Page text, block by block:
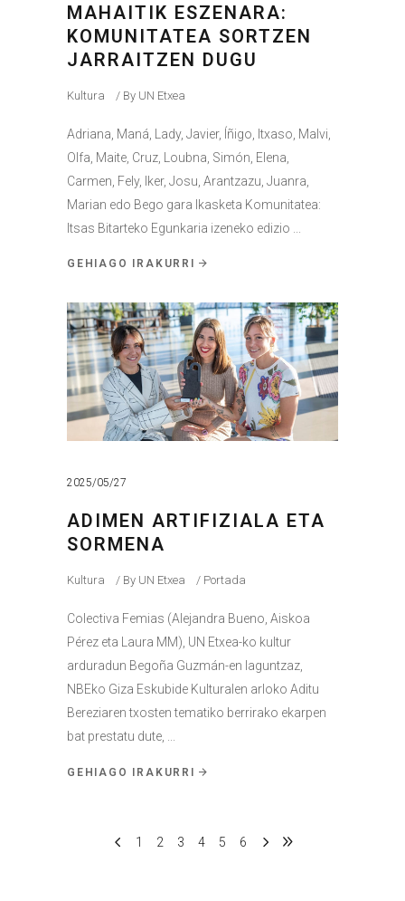
MAHAITIK ESZENARA:
KOMUNITATEA SORTZEN
JARRAITZEN DUGU
Kultura By UN Etxea
Adriana, Maná, Lady, Javier, Íñigo, Itxaso, Malvi,
Olfa, Maite, Cruz, Loubna, Simón, Elena,
Carmen, Fely, Iker, Josu, Arantzazu, Juanra,
Marian edo Bego gara Ikasketa Komunitatea:
Itsas Bitarteko Egunkaria izeneko edizio
GEHIAGO IRAKURRI
2025/05/27
ADIMEN ARTIFIZIALA ETA
SORMENA
Kultura By UN Etxea Portada
Colectiva Femias (Alejandra Bueno, Aiskoa
Pérez eta Laura MM), UN Etxea-ko kultur
arduradun Begoña Guzmán-en laguntzaz,
NBEko Giza Eskubide Kulturalen arloko Aditu
Bereziaren txosten tematiko berrirako ekarpen
bat prestatu dute,
GEHIAGO IRAKURRI
1 2 3 4 5 6